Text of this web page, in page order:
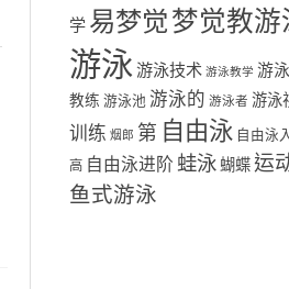
学 易梦觉梦觉教游
游泳游泳技术 游泳教学 游
教练 游泳池 游泳的 游泳者 游泳
训练 烟郎 第 自由泳 自由泳
高 自由泳进阶 蛙泳蝴蝶运
鱼式游泳